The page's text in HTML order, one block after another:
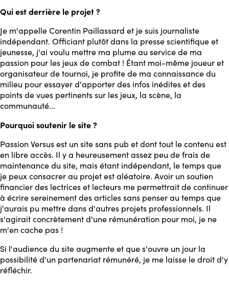
Qui est derrière le projet ?
Je m'appelle Corentin Paillassard et je suis journaliste
indépendant. Officiant plutôt dans la presse scientifique et
jeunesse, j'ai voulu mettre ma plume au service de ma
passion pour les jeux de combat ! Étant moi-même joueur et
organisateur de tournoi, je profite de ma connaissance du
milieu pour essayer d'apporter des infos inédites et des
points de vues pertinents sur les jeux, la scène, la
communauté...
Pourquoi soutenir le site ?
Passion Versus est un site sans pub et dont tout le contenu est
en libre accès. Il y a heureusement assez peu de frais de
maintenance du site, mais étant indépendant, le temps que
je peux consacrer au projet est aléatoire. Avoir un soutien
financier des lectrices et lecteurs me permettrait de continuer
à écrire sereinement des articles sans penser au temps que
j'aurais pu mettre dans d'autres projets professionnels. Il
s'agirait concrètement d'une rémunération pour moi, je ne
m'en cache pas !
Si l'audience du site augmente et que s'ouvre un jour la
possibilité d'un partenariat rémunéré, je me laisse le droit d'y
réfléchir.